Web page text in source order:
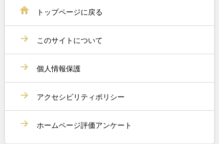
トップページに戻る
このサイトについて
個人情報保護
アクセシビリティポリシー
ホームページ評価アンケート